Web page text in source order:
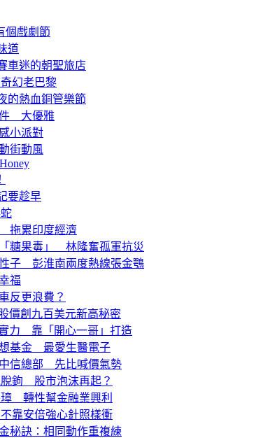
個戲劇節
道
車迷的朝聖旅店
幻老巴黎
的熱血銅管樂節
大優雅
小派對
街動風
要趁早
拖累印度經濟
糖果毒」 林隆奮孤軍抗災
子 彭淮南兩度熱線張金鶚
福
反更浪費？
價創九百美元新高秘密
力 靠「開心一哥」打造
基金 最愛生醫電子
信總部 先比喊價氣勢
鉤 股市泡沫再起？
轉性幫金融業興利
靠安倍強心針照樣衝
秘訣：相同動作重複練